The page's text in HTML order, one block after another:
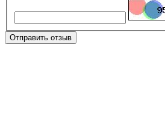
Отправить отзыв